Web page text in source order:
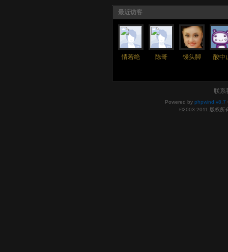
最近访客
情若绝 陈哥 馒头脚 酸中
联系
Powered by phpwind v8.7
©2003-2011
版权所